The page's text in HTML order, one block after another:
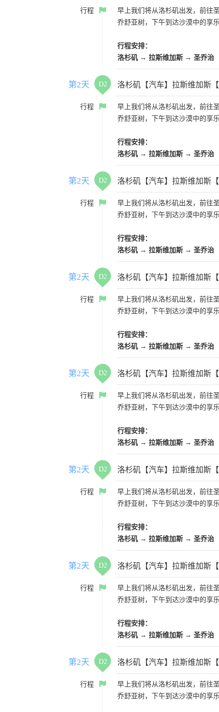
行程
早上我们将从洛杉矶出发，前往
乔舒亚树，下午到达沙漠中的享
行程安排：
洛杉矶 → 拉斯维加斯 → 圣乔治
第2天 D2 洛杉矶【汽车】拉斯维加斯
行程
早上我们将从洛杉矶出发，前往
乔舒亚树，下午到达沙漠中的享
行程安排：
洛杉矶 → 拉斯维加斯 → 圣乔治
第2天 D2 洛杉矶【汽车】拉斯维加斯
行程
早上我们将从洛杉矶出发，前往
乔舒亚树，下午到达沙漠中的享
行程安排：
洛杉矶 → 拉斯维加斯 → 圣乔治
第2天 D2 洛杉矶【汽车】拉斯维加斯
行程
早上我们将从洛杉矶出发，前往
乔舒亚树，下午到达沙漠中的享
行程安排：
洛杉矶 → 拉斯维加斯 → 圣乔治
第2天 D2 洛杉矶【汽车】拉斯维加斯
行程
早上我们将从洛杉矶出发，前往
乔舒亚树，下午到达沙漠中的享
行程安排：
洛杉矶 → 拉斯维加斯 → 圣乔治
第2天 D2 洛杉矶【汽车】拉斯维加斯
行程
早上我们将从洛杉矶出发，前往
乔舒亚树，下午到达沙漠中的享
行程安排：
洛杉矶 → 拉斯维加斯 → 圣乔治
第2天 D2 洛杉矶【汽车】拉斯维加斯
行程
早上我们将从洛杉矶出发，前往
乔舒亚树，下午到达沙漠中的享
行程安排：
洛杉矶 → 拉斯维加斯 → 圣乔治
第2天 D2 洛杉矶【汽车】拉斯维加斯
行程
早上我们将从洛杉矶出发，前往
乔舒亚树，下午到达沙漠中的享